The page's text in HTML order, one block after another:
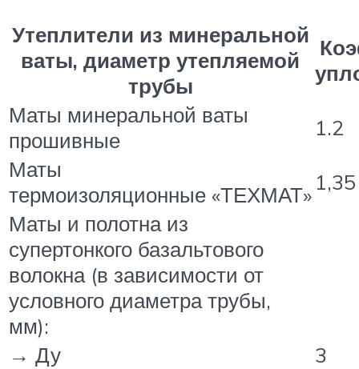
Утеплители из минеральной
ваты, диаметр утепляемой
трубы
Маты минеральной ваты
прошивные
1.2
Маты
термоизоляционные «ТЕХМАТ»
Маты и полотна из
супертонкого базальтового
волокна (в зависимости от
условного диаметра трубы,
мм):
→ Ду
3